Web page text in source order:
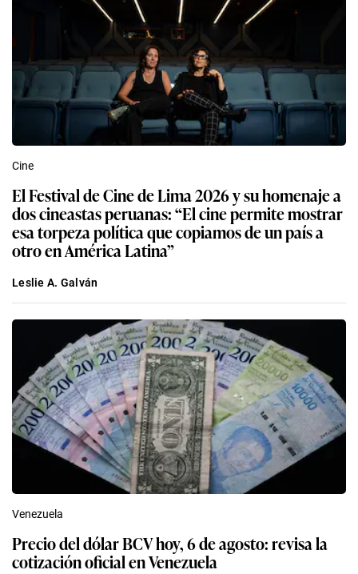
Cine
El Festival de Cine de Lima 2026 y su homenaje a
dos cineastas peruanas: “El cine permite mostrar
esa torpeza política que copiamos de un país a
otro en América Latina”
Leslie A. Galván
Venezuela
Precio del dólar BCV hoy, 6 de agosto: revisa la
cotización oficial en Venezuela